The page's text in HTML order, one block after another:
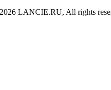
LANCIE.RU, All rights